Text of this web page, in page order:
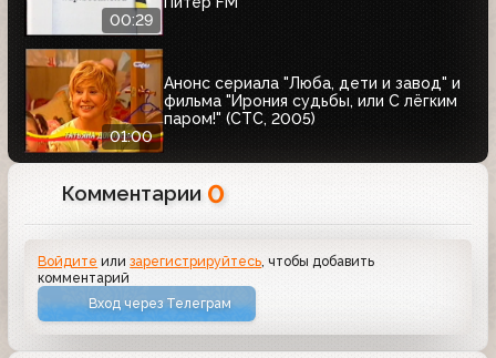
00:29
01:00
Анонс сериала "Люба, дети и завод" и
фильма "Ирония судьбы, или С лёгким
паром!" (СТС, 2005)
Комментарии 0
Войдите илизарегистрируйтесь , чтобы добавить
комментарий
Вход через Телеграм